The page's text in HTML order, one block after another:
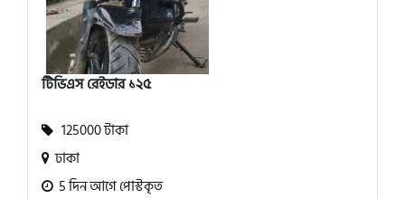
টিভিএস রেইডার ১২৫
125000 টাকা
ঢাকা
5 দিন আগে পোস্টকৃত